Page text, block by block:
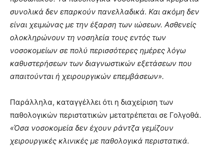
συνολικά δεν επαρκούν πανελλαδικά. Και ακόμη δεν
είναι χειμώνας με την έξαρση των ιώσεων. Ασθενείς
ολοκληρώνουν τη νοσηλεία τους εντός των
νοσοκομείων σε πολύ περισσότερες ημέρες λόγω
καθυστερήσεων των διαγνωστικών εξετάσεων που
απαιτούνται ή χειρουργικών επεμβάσεων».
Παράλληλα, καταγγέλλει ότι η διαχείριση των
παθολογικών περιστατικών μετατρέπεται σε Γολγοθά.
«Όσα νοσοκομεία δεν έχουν ράντζα γεμίζουν
χειρουργικές κλινικές με παθολογικά περιστατικά.